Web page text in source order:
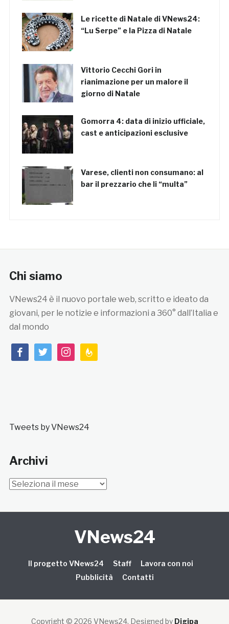
Le ricette di Natale di VNews24:
“Lu Serpe” e la Pizza di Natale
Vittorio Cecchi Gori in
rianimazione per un malore il
giorno di Natale
Gomorra 4: data di inizio ufficiale,
cast e anticipazioni esclusive
Varese, clienti non consumano: al
bar il prezzario che li “multa”
Chi siamo
VNews24 è il nuovo portale web, scritto e ideato da
giovani, per le notizie e informazioni a 360° dall’Italia e
dal mondo
facebooktwitterinstagramfeedburner
Tweets by VNews24
Archivi
Archivi
VNews24
Il progetto VNews24 Staff
Lavora con noi
Pubblicità
Contatti
Copyright © 2026 VNews24. Designed by Digipa